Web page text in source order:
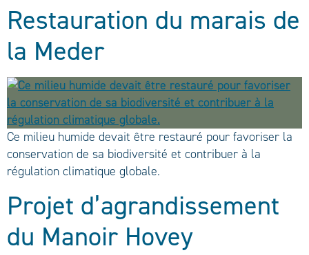
Restauration du marais de
la Meder
Ce milieu humide devait être restauré pour favoriser la
conservation de sa biodiversité et contribuer à la
régulation climatique globale.
Projet d’agrandissement
du Manoir Hovey